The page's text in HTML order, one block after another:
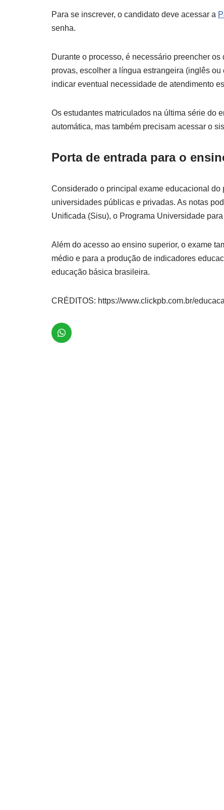
Para se inscrever, o candidato deve acessar a
senha.
Durante o processo, é necessário preencher
provas, escolher a língua estrangeira (inglês
indicar eventual necessidade de atendimento
Os estudantes matriculados na última série do
automática, mas também precisam acessar o
Porta de entrada para o
Considerado o principal exame educacional
universidades públicas e privadas. As notas
Unificada (Sisu), o Programa Universidade
Além do acesso ao ensino superior, o exame
médio e para a produção de indicadores
educação básica brasileira.
CRÉDITOS: https://www.clickpb.com.br/